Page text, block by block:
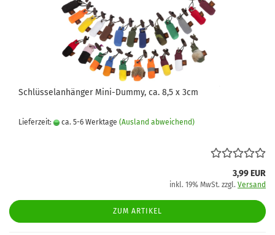
Schlüsselanhänger Mini-Dummy, ca. 8,5 x 3cm
Lieferzeit: ca. 5-6 Werktage (Ausland abweichend)
3,99 EUR
inkl. 19% MwSt. zzgl. Versand
ZUM ARTIKEL